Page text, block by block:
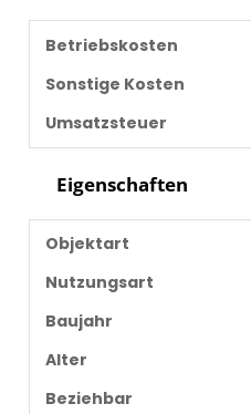
Betriebskosten
Sonstige Kosten
Umsatzsteuer
Eigenschaften
Objektart
Nutzungsart
Baujahr
Alter
Beziehbar